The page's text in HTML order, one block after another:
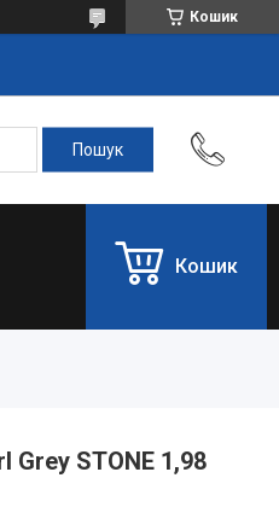
Кошик
Кошик
Grey STONE 1,98